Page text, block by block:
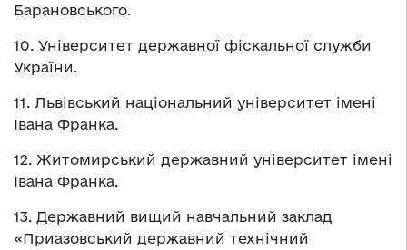
Барановського.
10. Університет державної фіскальної служби
України.
11. Львівський національний університет імені
Івана Франка.
12. Житомирський державний університет імені
Івана Франка.
13. Державний вищий навчальний заклад
«Приазовський державний технічний